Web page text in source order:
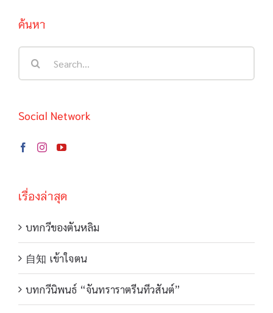
ค้นหา
Social Network
เรื่องล่าสุด
บทกวีของตันหลิม
自知 เข้าใจตน
บทกวีนิพนธ์ “จันทราราตรีนทีวสันต์”